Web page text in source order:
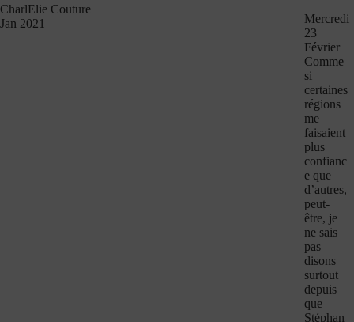
CharlElie Couture
Jan 2021
Mercredi
23
Février
Comme
si
certaines
régions
me
faisaient
plus
confianc
e que
d’autres,
peut-
être, je
ne sais
pas
disons
surtout
depuis
que
Stéphan